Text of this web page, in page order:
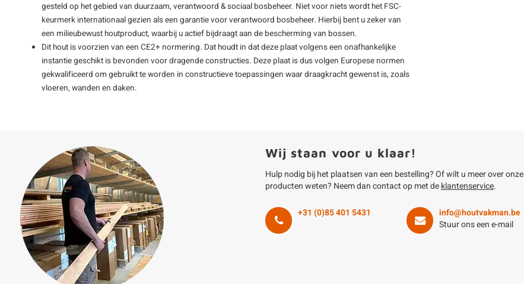
gesteld op het gebied van duurzaam, verantwoord & sociaal bosbeheer. Niet voor niets wordt het FSC-
keurmerk internationaal gezien als een garantie voor verantwoord bosbeheer. Hierbij bent u zeker van
een milieubewust houtproduct, waarbij u actief bijdraagt aan de bescherming van bossen.
Dit hout is voorzien van een CE2+ normering. Dat houdt in dat deze plaat volgens een onafhankelijke
instantie geschikt is bevonden voor dragende constructies. Deze plaat is dus volgen Europese normen
gekwalificeerd om gebruikt te worden in constructieve toepassingen waar draagkracht gewenst is, zoals
vloeren, wanden en daken.
Wij staan voor u klaar!
Hulp nodig bij het plaatsen van een bestelling? Of wilt u meer over onze
producten weten? Neem dan contact op met deklantenservice.
+31 (0)85 401 5431
info@houtvakman.be
Stuur ons een e-mail